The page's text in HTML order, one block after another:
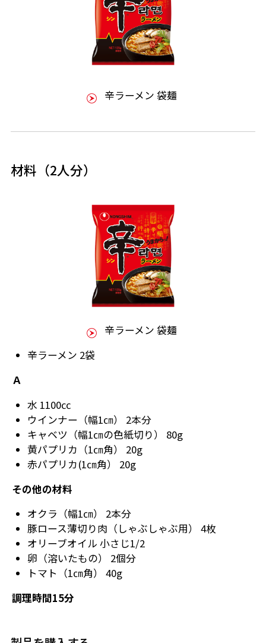
辛ラーメン 袋麺
材料（2人分）
辛ラーメン 袋麺
辛ラーメン 2袋
Ａ
水 1100㏄
ウインナー（幅1㎝） 2本分
キャベツ（幅1㎝の色紙切り） 80g
黄パプリカ（1㎝角） 20g
赤パプリカ(1㎝角） 20g
その他の材料
オクラ（幅1㎝） 2本分
豚ロース薄切り肉（しゃぶしゃぶ用） 4枚
オリーブオイル 小さじ1/2
卵（溶いたもの） 2個分
トマト（1㎝角） 40g
調理時間15分